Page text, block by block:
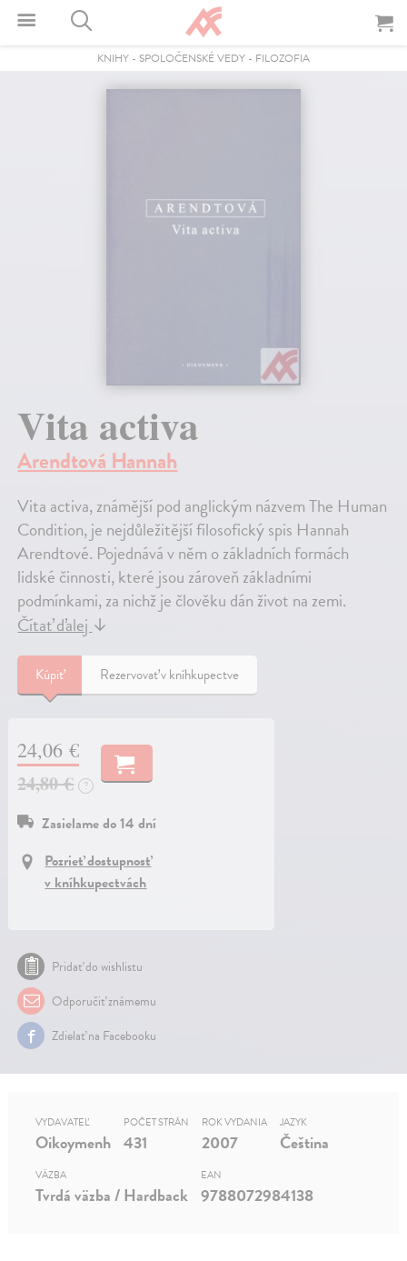
KNIHY - SPOLOČENSKÉ VEDY - FILOZOFIA
Vita activa
Arendtová Hannah
Vita activa, známější pod anglickým názvem The Human
Condition, je nejdůležitější filosofický spis Hannah
Arendtové. Pojednává v něm o základních formách
lidské činnosti, které jsou zároveň základními
podmínkami, za nichž je člověku dán život na zemi.
Čítať ďalej↓
Kúpiť Rezervovať v kníhkupectve
24,06 €
24,80 €
?
Zasielame do 14 dní
Pozrieť dostupnosť
v kníhkupectvách
Pridať do wishlistu
Odporučiť známemu
Zdielať na Facebooku
VYDAVATEĽ
Oikoymenh
POČET STRÁN
431
ROK VYDANIA
2007
JAZYK
Čeština
VÄZBA
Tvrdá väzba / Hardback
EAN
9788072984138